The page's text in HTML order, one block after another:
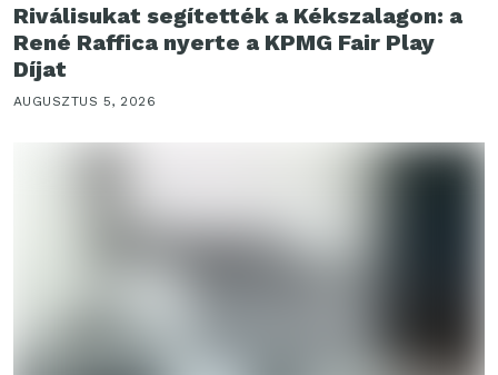
Riválisukat segítették a Kékszalagon: a
René Raffica nyerte a KPMG Fair Play
Díjat
AUGUSZTUS 5, 2026